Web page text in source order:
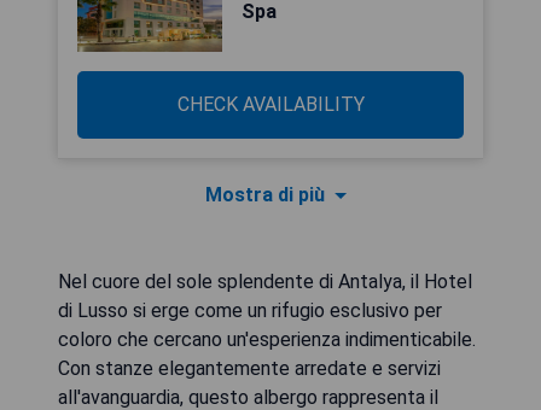
Spa
CHECK AVAILABILITY
Mostra di più
Nel cuore del sole splendente di Antalya, il Hotel
di Lusso si erge come un rifugio esclusivo per
coloro che cercano un'esperienza indimenticabile.
Con stanze elegantemente arredate e servizi
all'avanguardia, questo albergo rappresenta il